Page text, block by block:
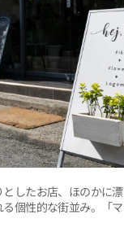
したお店、ほのかに漂
個性的な街並み。「マ